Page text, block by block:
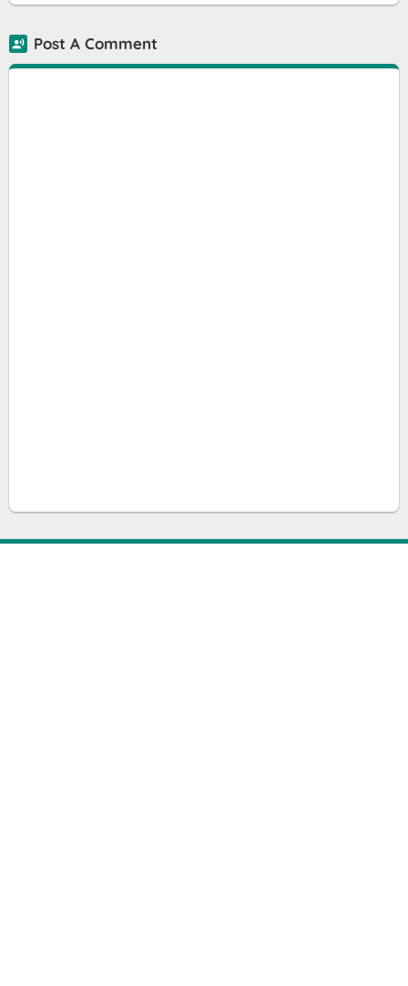
Post A Comment